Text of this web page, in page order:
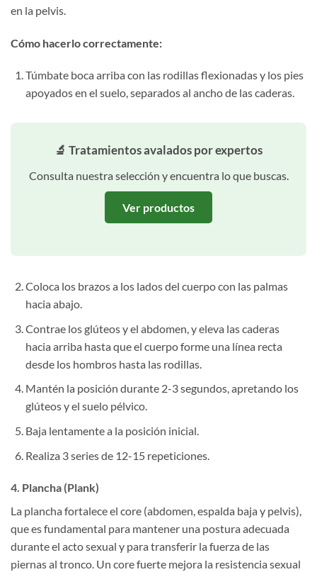
en la pelvis.
Cómo hacerlo correctamente:
Túmbate boca arriba con las rodillas flexionadas y los pies
apoyados en el suelo, separados al ancho de las caderas.
🔬 Tratamientos avalados por expertos
Consulta nuestra selección y encuentra lo que buscas.
Ver productos
Coloca los brazos a los lados del cuerpo con las palmas
hacia abajo.
Contrae los glúteos y el abdomen, y eleva las caderas
hacia arriba hasta que el cuerpo forme una línea recta
desde los hombros hasta las rodillas.
Mantén la posición durante 2-3 segundos, apretando los
glúteos y el suelo pélvico.
Baja lentamente a la posición inicial.
Realiza 3 series de 12-15 repeticiones.
4. Plancha (Plank)
La plancha fortalece el core (abdomen, espalda baja y pelvis),
que es fundamental para mantener una postura adecuada
durante el acto sexual y para transferir la fuerza de las
piernas al tronco. Un core fuerte mejora la resistencia sexual